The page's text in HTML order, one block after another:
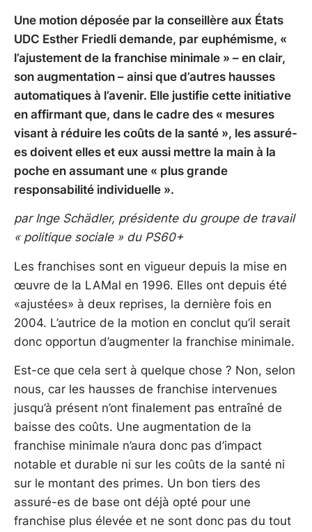
Une motion déposée par la conseillère aux États
UDC Esther Friedli demande, par euphémisme, «
l’ajustement de la franchise minimale » – en clair,
son augmentation – ainsi que d’autres hausses
automatiques à l’avenir. Elle justifie cette initiative
en affirmant que, dans le cadre des « mesures
visant à réduire les coûts de la santé », les assuré-
es doivent elles et eux aussi mettre la main à la
poche en assumant une « plus grande
responsabilité individuelle ».
par Inge Schädler, présidente du groupe de travail
« politique sociale » du PS60+
Les franchises sont en vigueur depuis la mise en
œuvre de la LAMal en 1996. Elles ont depuis été
«ajustées» à deux reprises, la dernière fois en
2004. L’autrice de la motion en conclut qu’il serait
donc opportun d’augmenter la franchise minimale.
Est-ce que cela sert à quelque chose ? Non, selon
nous, car les hausses de franchise intervenues
jusqu’à présent n’ont finalement pas entraîné de
baisse des coûts. Une augmentation de la
franchise minimale n’aura donc pas d’impact
notable et durable ni sur les coûts de la santé ni
sur le montant des primes. Un bon tiers des
assuré-es de base ont déjà opté pour une
franchise plus élevée et ne sont donc pas du tout